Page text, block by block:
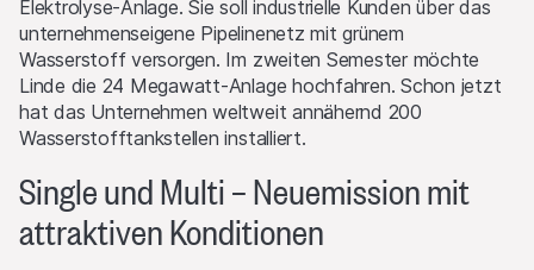
Elektrolyse-Anlage. Sie soll industrielle Kunden über das
unternehmenseigene Pipelinenetz mit grünem
Wasserstoff versorgen. Im zweiten Semester möchte
Linde die 24 Megawatt-Anlage hochfahren. Schon jetzt
hat das Unternehmen weltweit annähernd 200
Wasserstofftankstellen installiert.
Single und Multi – Neuemission mit
attraktiven Konditionen
Interessenskonflikte
Die Emittentinnen und/oder der Lead Manager und/oder von
diesen beauftragte Drittparteien können von Zeit zu Zeit, auf
eigene Rechnung oder auf Rechnung eines Dritten, Positionen
anderen Anlagen eingehen, welche den Produkten auf dieser
Website als Basiswerte dienen. Sie können diese Anlagen
kaufen oder verkaufen, als Market Maker auftreten und